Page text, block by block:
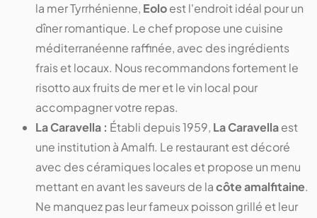
la mer Tyrrhénienne, Eoloest l'endroit idéal pour un
dîner romantique. Le chef propose une cuisine
méditerranéenne raffinée, avec des ingrédients
frais et locaux. Nous recommandons fortement le
risotto aux fruits de mer et le vin local pour
accompagner votre repas.
La Caravella : Établi depuis 1959, La Caravellaest
une institution à Amalfi. Le restaurant est décoré
avec des céramiques locales et propose un menu
mettant en avant les saveurs de lacôte amalfitaine.
Ne manquez pas leur fameux poisson grillé et leur